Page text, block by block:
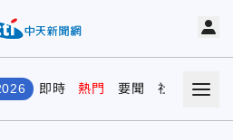
即時 熱門 要聞 社會 娛樂